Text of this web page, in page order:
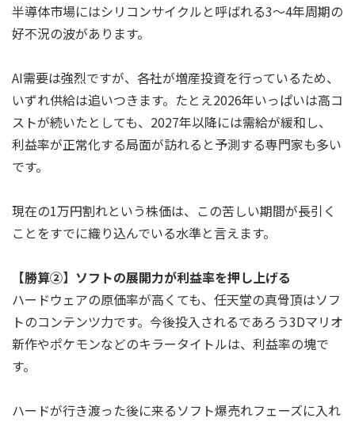
半導体市場にはシリコンサイクルと呼ばれる3～4年周期の
好不況の波があります。
AI需要は強烈ですが、各社が増産投資を行っているため、
いずれ供給は追いつきます。たとえ2026年いっぱいは高コ
ストが続いたとしても、2027年以降には需給が緩和し、
利益率が正常化する局面が訪れると予測する専門家も多い
です。
現在の1万円割れという株価は、この苦しい期間が長引く
ことをすでに織り込んでいる水準と言えます。
【勝算②】ソフトの展開力が利益率を押し上げる
ハードウェアの原価率が高くても、任天堂の真骨頂はソフ
トのコンテンツ力です。今後投入されるであろう3Dマリオ
新作やポケモンなどのキラータイトルは、利益率の塊で
す。
ハードが行き渡った後に来るソフト爆売れフェーズに入れ